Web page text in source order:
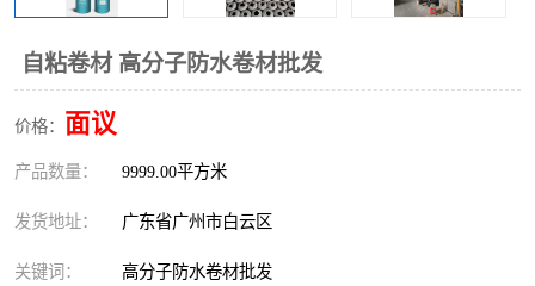
自粘卷材 高分子防水卷材批发
价格： 面议
产品数量： 9999.00平方米
发货地址： 广东省广州市白云区
关键词： 高分子防水卷材批发